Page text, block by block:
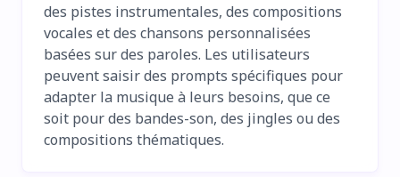
des pistes instrumentales, des compositions
vocales et des chansons personnalisées
basées sur des paroles. Les utilisateurs
peuvent saisir des prompts spécifiques pour
adapter la musique à leurs besoins, que ce
soit pour des bandes-son, des jingles ou des
compositions thématiques.